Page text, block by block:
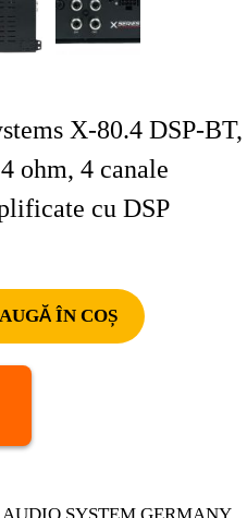
X-80.4 DSP-BT,
ohm, 4 canale
cu DSP
ÎN COȘ
AUDIO SYSTEM GERMANY